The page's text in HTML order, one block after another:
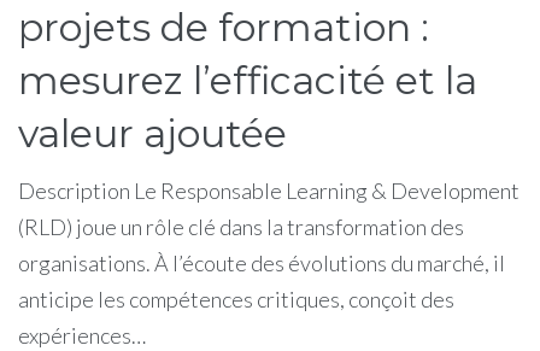
projets de formation :
mesurez l’efficacité et la
valeur ajoutée
Description Le Responsable Learning & Development
(RLD) joue un rôle clé dans la transformation des
organisations. À l’écoute des évolutions du marché, il
anticipe les compétences critiques, conçoit des
expériences…